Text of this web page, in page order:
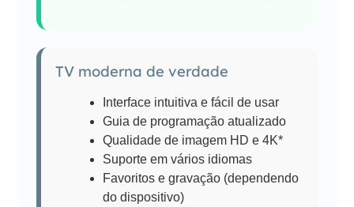
TV moderna de verdade
Interface intuitiva e fácil de usar
Guia de programação atualizado
Qualidade de imagem HD e 4K*
Suporte em vários idiomas
Favoritos e gravação (dependendo
do dispositivo)